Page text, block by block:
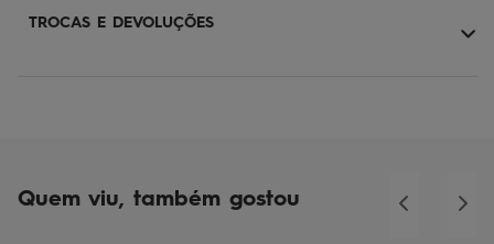
TROCAS E DEVOLUÇÕES
Quem viu, também gostou